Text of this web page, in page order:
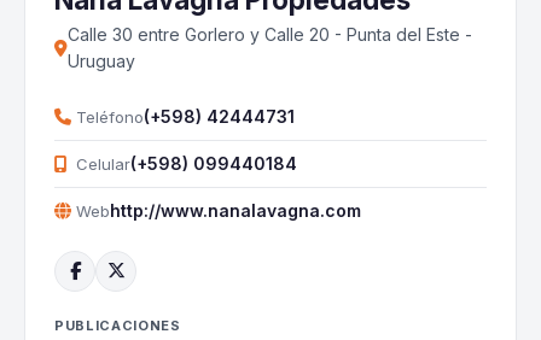
Calle 30 entre Gorlero y Calle 20 - Punta del Este -
Uruguay
Teléfono(+598) 42444731
Celular(+598) 099440184
Webhttp://www.nanalavagna.com
PUBLICACIONES